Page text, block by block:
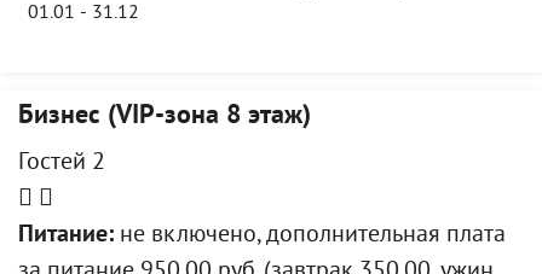
01.01 - 31.12
Бизнес (VIP-зона 8 этаж)
Гостей 2
Питание: не включено, дополнительная плата